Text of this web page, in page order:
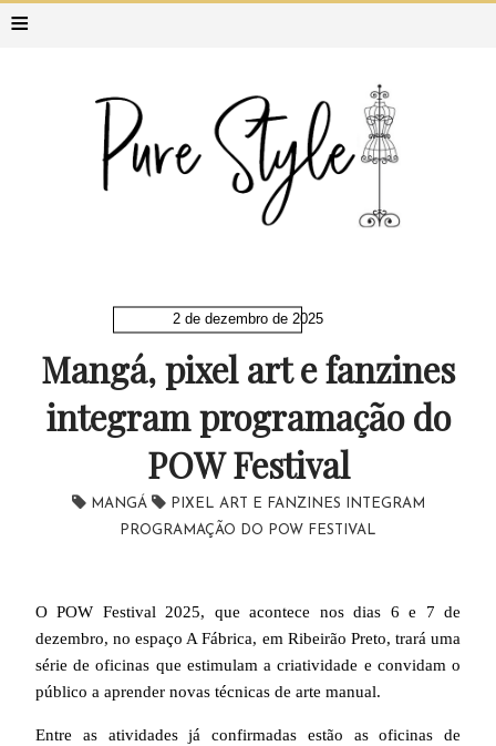
≡
2 de dezembro de 2025
Mangá, pixel art e fanzines
integram programação do
POW Festival
MANGÁ
PIXEL ART E FANZINES INTEGRAM
PROGRAMAÇÃO DO POW FESTIVAL
O POW Festival 2025, que acontece nos dias 6 e 7 de
dezembro, no espaço A Fábrica, em Ribeirão Preto, trará uma
série de oficinas que estimulam a criatividade e convidam o
público a aprender novas técnicas de arte manual.
Entre as atividades já confirmadas estão as oficinas de